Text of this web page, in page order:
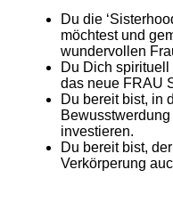
Du die
möchtest und
wundervollen
Du Dich
das neue FRAU
Du bereit bist, in
investieren.
Du bereit bist,
Verkörperung